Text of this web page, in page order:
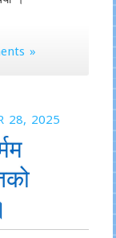
»
28, 2025